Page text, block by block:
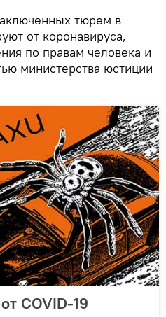
тюрем в
от коронавируса,
по правам человека и
министерства юстиции
COVID-19